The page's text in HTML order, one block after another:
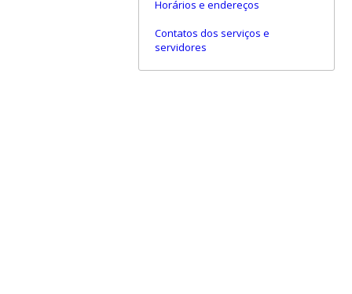
Horários e endereços
Contatos dos serviços e
servidores